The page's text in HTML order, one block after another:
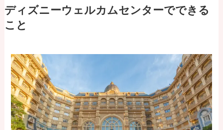
ディズニーウェルカムセンターでできる
こと